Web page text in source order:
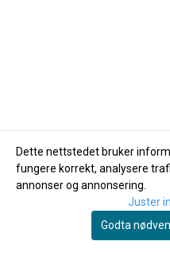
Dan Moi
Munnharpe Fun Harp
nr. 16, rød, 10,5 cm
Kjøp
Dette nettstedet bruker
fungere korrekt, analysere
annonser og annonsering.
Juster
Godta